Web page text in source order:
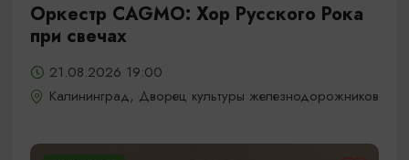
Оркестр CAGMO: Хор Русского Рока
при свечах
21.08.2026 19:00
Калининград, Дворец культуры железнодорожников